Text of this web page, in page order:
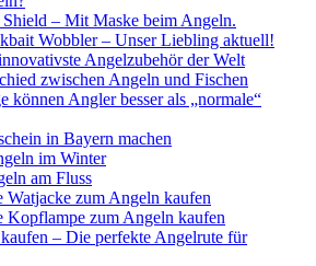
Shield – Mit Maske beim Angeln.
Wobbler – Unser Liebling aktuell!
Angelzubehör der Welt
zwischen Angeln und Fischen
können Angler besser als „normale“
in Bayern machen
im Winter
am Fluss
Watjacke zum Angeln kaufen
Kopflampe zum Angeln kaufen
– Die perfekte Angelrute für